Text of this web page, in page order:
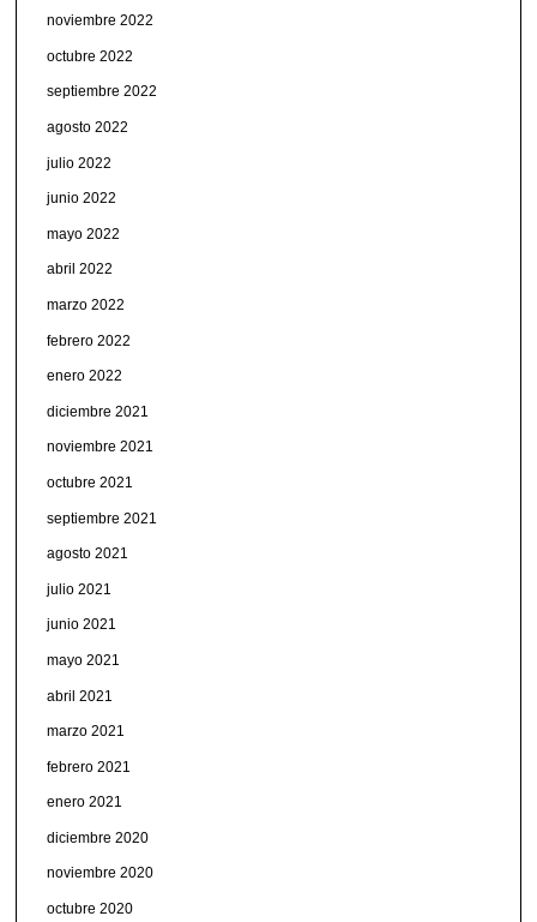
noviembre 2022
octubre 2022
septiembre 2022
agosto 2022
julio 2022
junio 2022
mayo 2022
abril 2022
marzo 2022
febrero 2022
enero 2022
diciembre 2021
noviembre 2021
octubre 2021
septiembre 2021
agosto 2021
julio 2021
junio 2021
mayo 2021
abril 2021
marzo 2021
febrero 2021
enero 2021
diciembre 2020
noviembre 2020
octubre 2020